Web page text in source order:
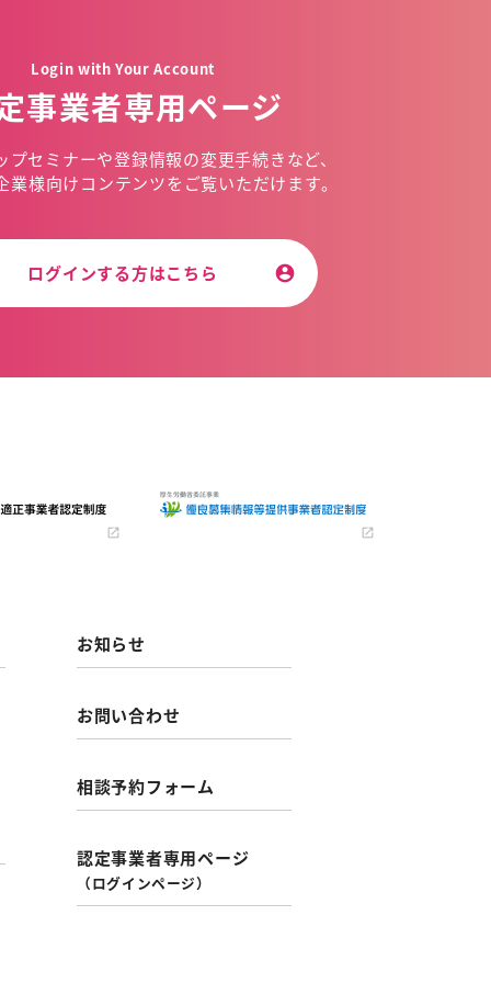
Login with Your Account
事業者専用ページ
プセミナーや登録情報の変更手続きなど、
業様向けコンテンツを ご覧いただけます。
ログインする方はこちら
お知らせ
お問い合わせ
相談予約フォーム
認定事業者専用ページ
（ログインページ）